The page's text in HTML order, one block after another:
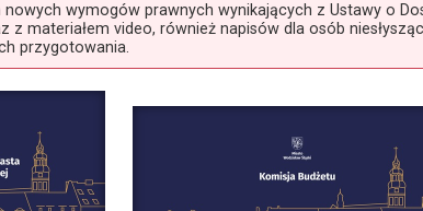
wymogów prawnych wynikających z Ustawy o
z materiałem video, również napisów dla osób
przygotowania.